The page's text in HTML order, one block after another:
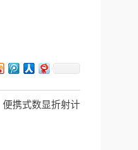
便携式数显折射计